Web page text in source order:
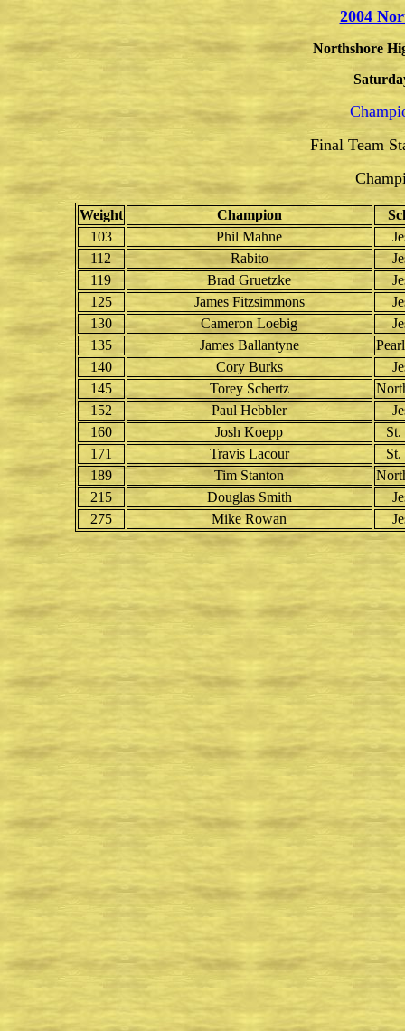
2004
Northshore
Final Team
Weight Champion
103
Phil Mahne
112
Rabito
119
Brad Gruetzke
125
James Fitzsimmons
130
Cameron Loebig
135
James Ballantyne
140
Cory Burks
145
Torey Schertz
152
Paul Hebbler
160
Josh Koepp
St.
171
Travis Lacour
St.
189
Tim Stanton
215
Douglas Smith
275
Mike Rowan